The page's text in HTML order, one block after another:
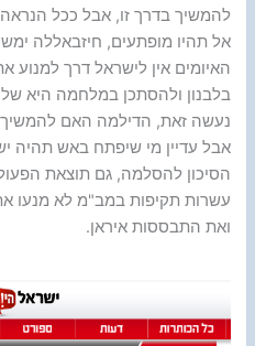
להמשיך בדרך זו, אבל ככל
אל תהיו מופתעים, חיזבאללה
האיומים אין לישראל דרך
בלבנון ולהסתכן במלחמה היא
נעשה זאת, הדילמה האם להמשיך
אבל עדיין מי שיפתח באש תהיה
הסיכון להסלמה, גם תוצאת
עשרות תקיפות במב"מ לא מנעו
ואת התבססות איראן.